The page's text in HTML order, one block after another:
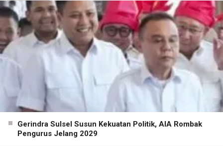
Gerindra Sulsel Susun Kekuatan Politik, AIA Rombak
Pengurus Jelang 2029